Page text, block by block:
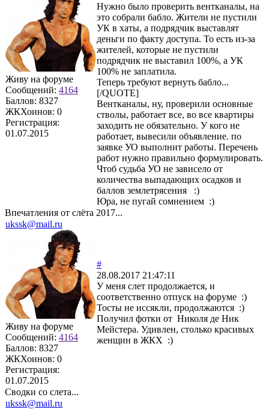
Живу на форуме
Сообщений: 4164
Баллов: 8327
ЖКХоинов: 0
Регистрация:
01.07.2015
Нужно было проверить вентканалы, на
это собрали бабло. Жители не пустили
УК в хаты, а подрядчик выставлят
деньги по факту доступа. То есть из-за
жителей, которые не пустили
подрядчик не выставил 100%, а УК
100% не заплатила.
Теперь требуют вернуть бабло...
[/QUOTE]
Вентканалы, ну, проверили основные
стволы, работает все, во все квартиры
заходить не обязательно. У кого не
работает, вывесили объявление. по
заявке УО выполнит работы. Перечень
работ нужно правильно формулировать.
Чтоб судьба УО не зависело от
количества выпадающих осадков и
баллов землетрясения :)
Юра, не пугай сомнением :)
Впечатления от слёта 2017...
ukssk@mail.ru
Живу на форуме
Сообщений: 4164
Баллов: 8327
ЖКХоинов: 0
Регистрация:
01.07.2015
#
28.08.2017 21:47:11
У меня слет продолжается, и
соответственно отпуск на форуме :)
Тосты не иссякли, продолжаются :)
Получил фотки от Николя де Ник
Мейстера. Удивлен, столько красивых
женщин в ЖКХ :)
Сводки со слета...
ukssk@mail.ru